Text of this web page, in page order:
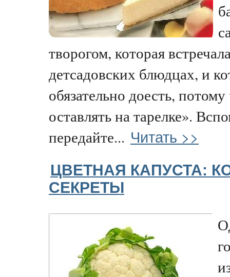
творогом, которая
детсадовских блюдцах, и
обязательно доесть,
оставлять на тарелке».
передайте... Читать >>
ЦВЕТНАЯ КАПУСТА:
СЕКРЕТЫ